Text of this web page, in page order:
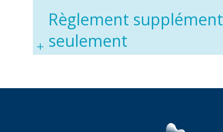
Règlement
seulement